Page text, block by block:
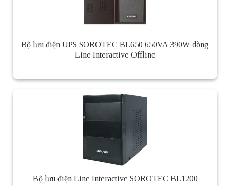
Bộ lưu điện UPS SOROTEC BL650 650VA 390W dòng
Line Interactive Offline
Bộ lưu điện Line Interactive SOROTEC BL1200